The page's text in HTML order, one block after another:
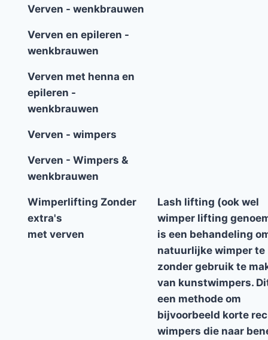
Verven - wenkbrauwen
Verven en epileren -
wenkbrauwen
Verven met henna en
epileren -
wenkbrauwen
Verven - wimpers
Verven - Wimpers &
wenkbrauwen
Wimperlifting Zonder
extra's
met verven
Lash lifting (ook wel
wimper lifting
is een behandeling
natuurlijke wimper
zonder gebruik te
van kunstwimpers.
een methode om
bijvoorbeeld korte
wimpers die naar